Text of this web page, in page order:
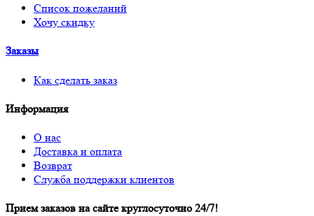
Список пожеланий
Хочу скидку
Заказы
Как сделать заказ
Информация
О нас
Доставка и оплата
Возврат
Служба поддержки клиентов
Прием заказов на сайте круглосуточно 24/7!